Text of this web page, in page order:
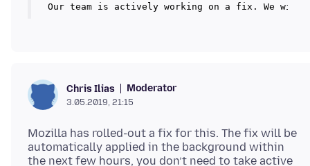
Our team is actively working on a fix. We will
Chris Ilias Moderator
3.05.2019, 21:15
Mozilla has rolled-out a fix for this. The fix will be
automatically applied in the background within
the next few hours, you don’t need to take active